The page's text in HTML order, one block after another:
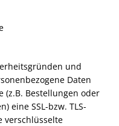
und
Daten
Bestellungen oder
eine SSL -bzw. TLS-
verschlüsselte